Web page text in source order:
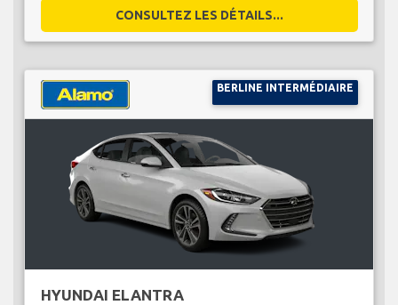
CONSULTEZ LES DÉTAILS...
BERLINE INTERMÉDIAIRE
HYUNDAI ELANTRA